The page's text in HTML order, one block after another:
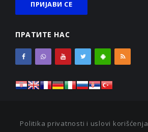
ПРАТИТЕ НАС
Politika privatnosti i uslovi korišćenja